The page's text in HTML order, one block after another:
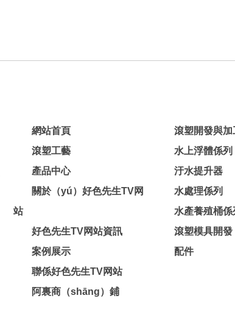
網站首頁
滾塑工藝
產品中心
關於（yú）好色先生TV网
站
好色先生TV网站資訊
案例展示
聯係好色先生TV网站
阿裏商（shāng）鋪
滾塑開發與加
水上浮體係列
汙水提升器
水處理係列
水產養殖桶係
滾塑模具開發
配件